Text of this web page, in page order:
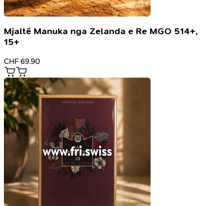
Mjaltë Manuka nga Zelanda e Re MGO 514+,
15+
CHF 69.90